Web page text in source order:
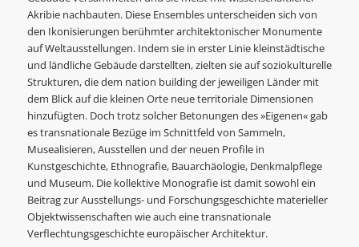
Akribie nachbauten. Diese Ensembles unterscheiden sich von
den Ikonisierungen berühmter architektonischer Monumente
auf Weltausstellungen. Indem sie in erster Linie kleinstädtische
und ländliche Gebäude darstellten, zielten sie auf soziokulturelle
Strukturen, die dem nation building der jeweiligen Länder mit
dem Blick auf die kleinen Orte neue territoriale Dimensionen
hinzufügten. Doch trotz solcher Betonungen des »Eigenen« gab
es transnationale Bezüge im Schnittfeld von Sammeln,
Musealisieren, Ausstellen und der neuen Profile in
Kunstgeschichte, Ethnografie, Bauarchäologie, Denkmalpflege
und Museum. Die kollektive Monografie ist damit sowohl ein
Beitrag zur Ausstellungs- und Forschungsgeschichte materieller
Objektwissenschaften wie auch eine transnationale
Verflechtungsgeschichte europäischer Architektur.